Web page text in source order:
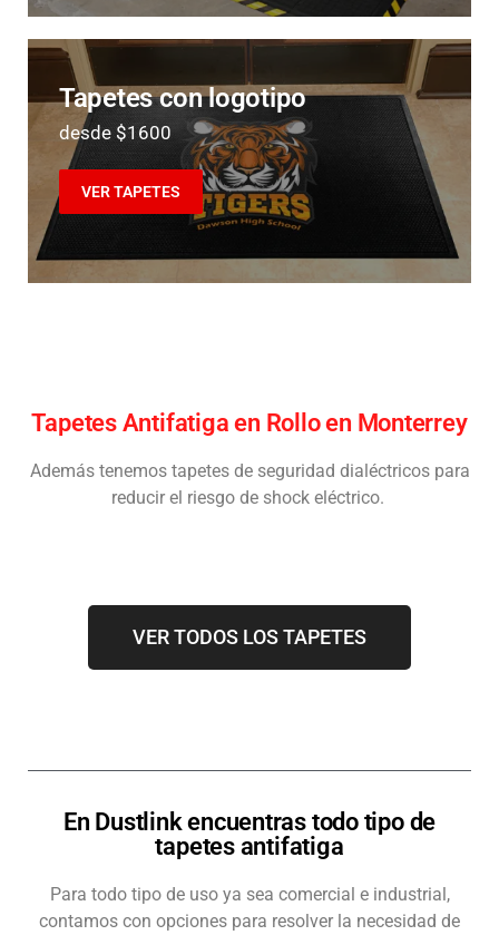
Tapetes con logotipo
desde $1600
VER TAPETES
Tapetes Antifatiga en Rollo en Monterrey
Además tenemos tapetes de seguridad dialéctricos para
reducir el riesgo de shock eléctrico.
VER TODOS LOS TAPETES
En Dustlink encuentras todo tipo de
tapetes antifatiga
Para todo tipo de uso ya sea comercial e industrial,
contamos con opciones para resolver la necesidad de